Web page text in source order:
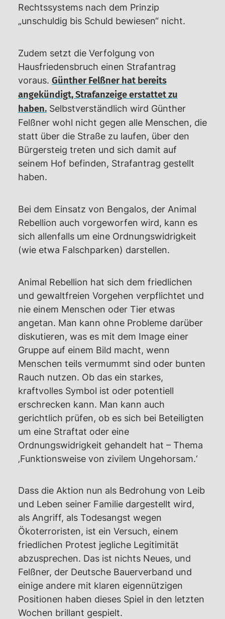
Rechtssystems nach dem Prinzip
„unschuldig bis Schuld bewiesen“ nicht.
Zudem setzt die Verfolgung von
Hausfriedensbruch einen Strafantrag
voraus. Günther Felßner hat bereits
angekündigt, Strafanzeige erstattet zu
haben.Selbstverständlich wird Günther
Felßner wohl nicht gegen alle Menschen, die
statt über die Straße zu laufen, über den
Bürgersteig treten und sich damit auf
seinem Hof befinden, Strafantrag gestellt
haben.
Bei dem Einsatz von Bengalos, der Animal
Rebellion auch vorgeworfen wird, kann es
sich allenfalls um eine Ordnungswidrigkeit
(wie etwa Falschparken) darstellen.
Animal Rebellion hat sich dem friedlichen
und gewaltfreien Vorgehen verpflichtet und
nie einem Menschen oder Tier etwas
angetan. Man kann ohne Probleme darüber
diskutieren, was es mit dem Image einer
Gruppe auf einem Bild macht, wenn
Menschen teils vermummt sind oder bunten
Rauch nutzen. Ob das ein starkes,
kraftvolles Symbol ist oder potentiell
erschrecken kann. Man kann auch
gerichtlich prüfen, ob es sich bei Beteiligten
um eine Straftat oder eine
Ordnungswidrigkeit gehandelt hat – Thema
‚Funktionsweise von zivilem Ungehorsam.‘
Dass die Aktion nun als Bedrohung von Leib
und Leben seiner Familie dargestellt wird,
als Angriff, als Todesangst wegen
Ökoterroristen, ist ein Versuch, einem
friedlichen Protest jegliche Legitimität
abzusprechen. Das ist nichts Neues, und
Felßner, der Deutsche Bauerverband und
einige andere mit klaren eigennützigen
Positionen haben dieses Spiel in den letzten
Wochen brillant gespielt.